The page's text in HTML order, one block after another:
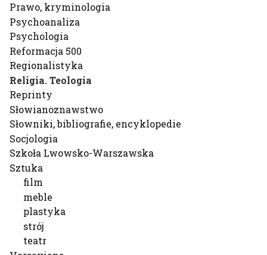
Prawo, kryminologia
Psychoanaliza
Psychologia
Reformacja 500
Regionalistyka
Religia. Teologia
Reprinty
Słowianoznawstwo
Słowniki, bibliografie, encyklopedie
Socjologia
Szkoła Lwowsko-Warszawska
Sztuka
film
meble
plastyka
strój
teatr